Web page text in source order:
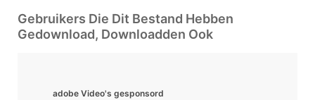
Gebruikers Die Dit Bestand Hebben
Gedownload, Downloadden Ook
adobe Video's gesponsord